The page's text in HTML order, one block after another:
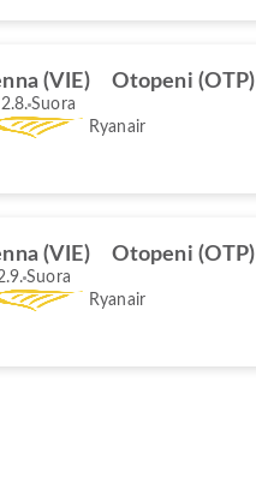
(VIE) Otopeni (OTP)
Suora
Ryanair
(VIE) Otopeni (OTP)
Suora
Ryanair